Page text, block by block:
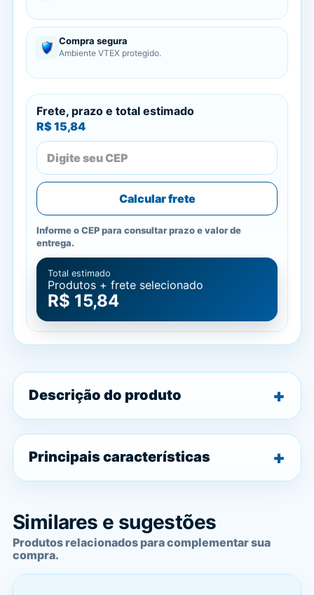
Compra segura
Ambiente VTEX protegido.
Frete, prazo e total estimado
R$ 15,84
Calcular frete
Informe o CEP para consultar prazo e valor de
entrega.
Total estimado
Produtos + frete selecionado
R$ 15,84
Descrição do produto
Principais características
Similares e sugestões
Produtos relacionados para complementar sua
compra.